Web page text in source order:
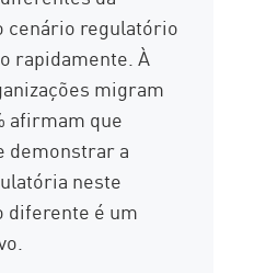
cenário regulatório
rapidamente. À
migram
afirmam que
demonstrar a
neste
diferente é um